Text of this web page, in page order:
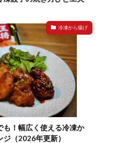
冷凍から揚げ
も！幅広く使える冷凍か
（2026年更新）